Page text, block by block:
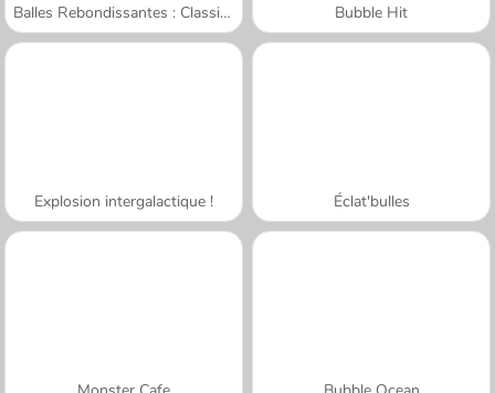
Balles Rebondissantes : Classique Bubble Hit
Explosion intergalactique ! Éclat'bulles